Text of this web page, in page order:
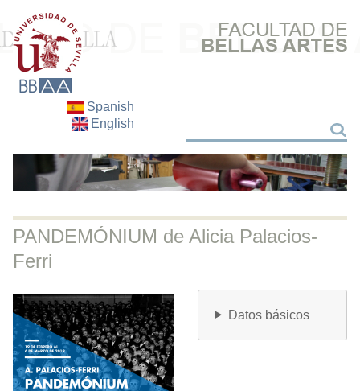
Spanish
English
Buscar
PANDEMÓNIUM de Alicia Palacios-
Ferri
Datos básicos